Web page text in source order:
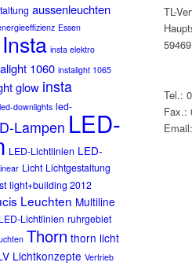
aussenleuchten
Essen
Insta insta elektro
1060 instalight 1065
glow insta
led-downlights led-
Lampen LED-
LED-Lichtlinien LED-
Licht Lichtgestaltung
light+building 2012
Leuchten Multiline
Lichtlinien ruhrgebiet
Thorn thorn licht
Lichtkonzepte Vertrieb
TL-
Tel.:
Fax.: